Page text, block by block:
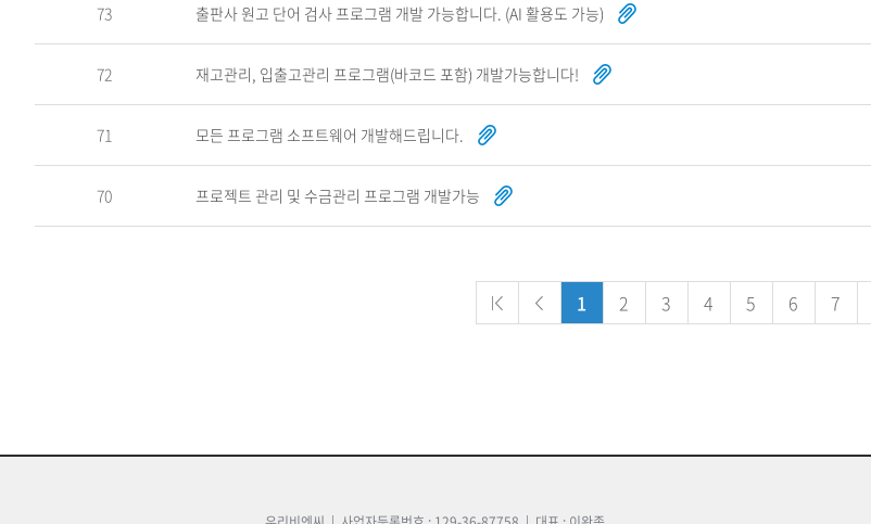
73 출판사 원고 단어 검사 프로그램 개발 가능합니다. (AI 활용도 가능)
72 재고관리, 입출고관리 프로그램(바코드 포함) 개발가능합니다!
71 모든 프로그램 소프트웨어 개발해드립니다.
70 프로젝트 관리 및 수금관리 프로그램 개발가능
1 2 3 4 5 6 7